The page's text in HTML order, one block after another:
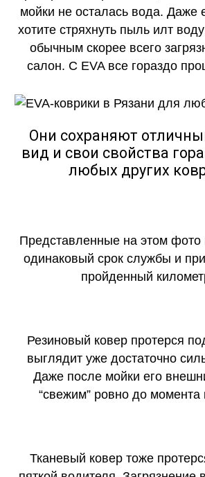
мойки не осталась вода. Даже
хотите стряхнуть пыль илт
обычным скорее всего
салон. С EVA все гораздо
Они сохраняют
вид и свои свойства
любых других
Представленные на этом фото
одинаковый срок службы и
пройденный
Резиновый ковер протерся
выглядит уже достаточно
Даже после мойки его
“свежим” ровно до
Тканевый ковер тоже